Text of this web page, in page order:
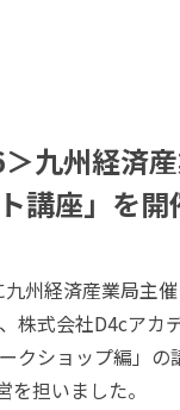
九州経済
講座」を開
州経済産業局主
株式会社D4cア
クショップ編」
担いました。